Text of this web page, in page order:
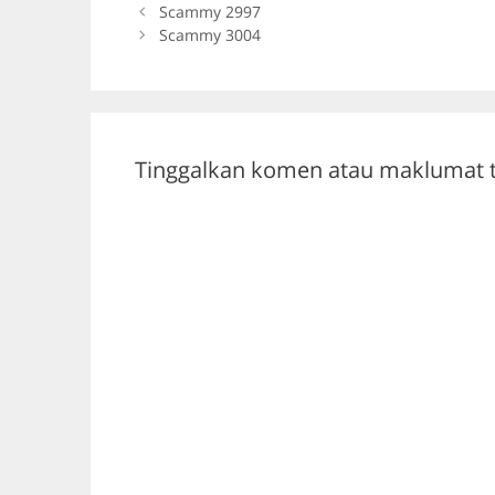
b
Scammy 2997
Scammy 3004
Tinggalkan komen atau maklumat